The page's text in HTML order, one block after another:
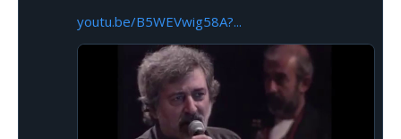
youtu.be/B5WEVwig58A?...